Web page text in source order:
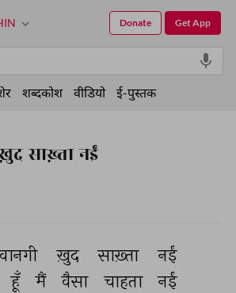
ख़ुद साख़्ता नईं
ख़ुद साख़्ता
नईं
हूँ मैं वैसा चाहता नईं
Get App
Donate
शब्दकोश वीडियो ई-पुस्तक